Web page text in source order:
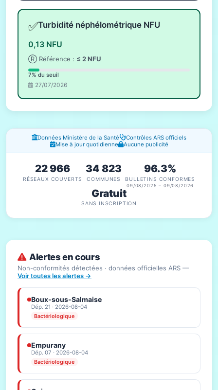
✅Turbidité néphélométrique NFU
0,13 NFU
Ⓡ Référence : ≤ 2 NFU
7% du seuil
27/07/2026
Fenêtres d'information
Données Ministère de la Santé
Contrôles ARS officiels
Mise à jour quotidienne
Aucune publicité
22 966
RÉSEAUX COUVERTS
34 823
COMMUNES
96.3%
BULLETINS CONFORMES
09/08/2025 – 09/08/2026
Gratuit
SANS INSCRIPTION
Alertes en cours
Non-conformités détectées · données officielles ARS —
Voir toutes les alertes →
Boux-sous-Salmaise
Dép. 21 · 2026-08-04
Bactériologique
Empurany
Dép. 07 · 2026-08-04
Bactériologique